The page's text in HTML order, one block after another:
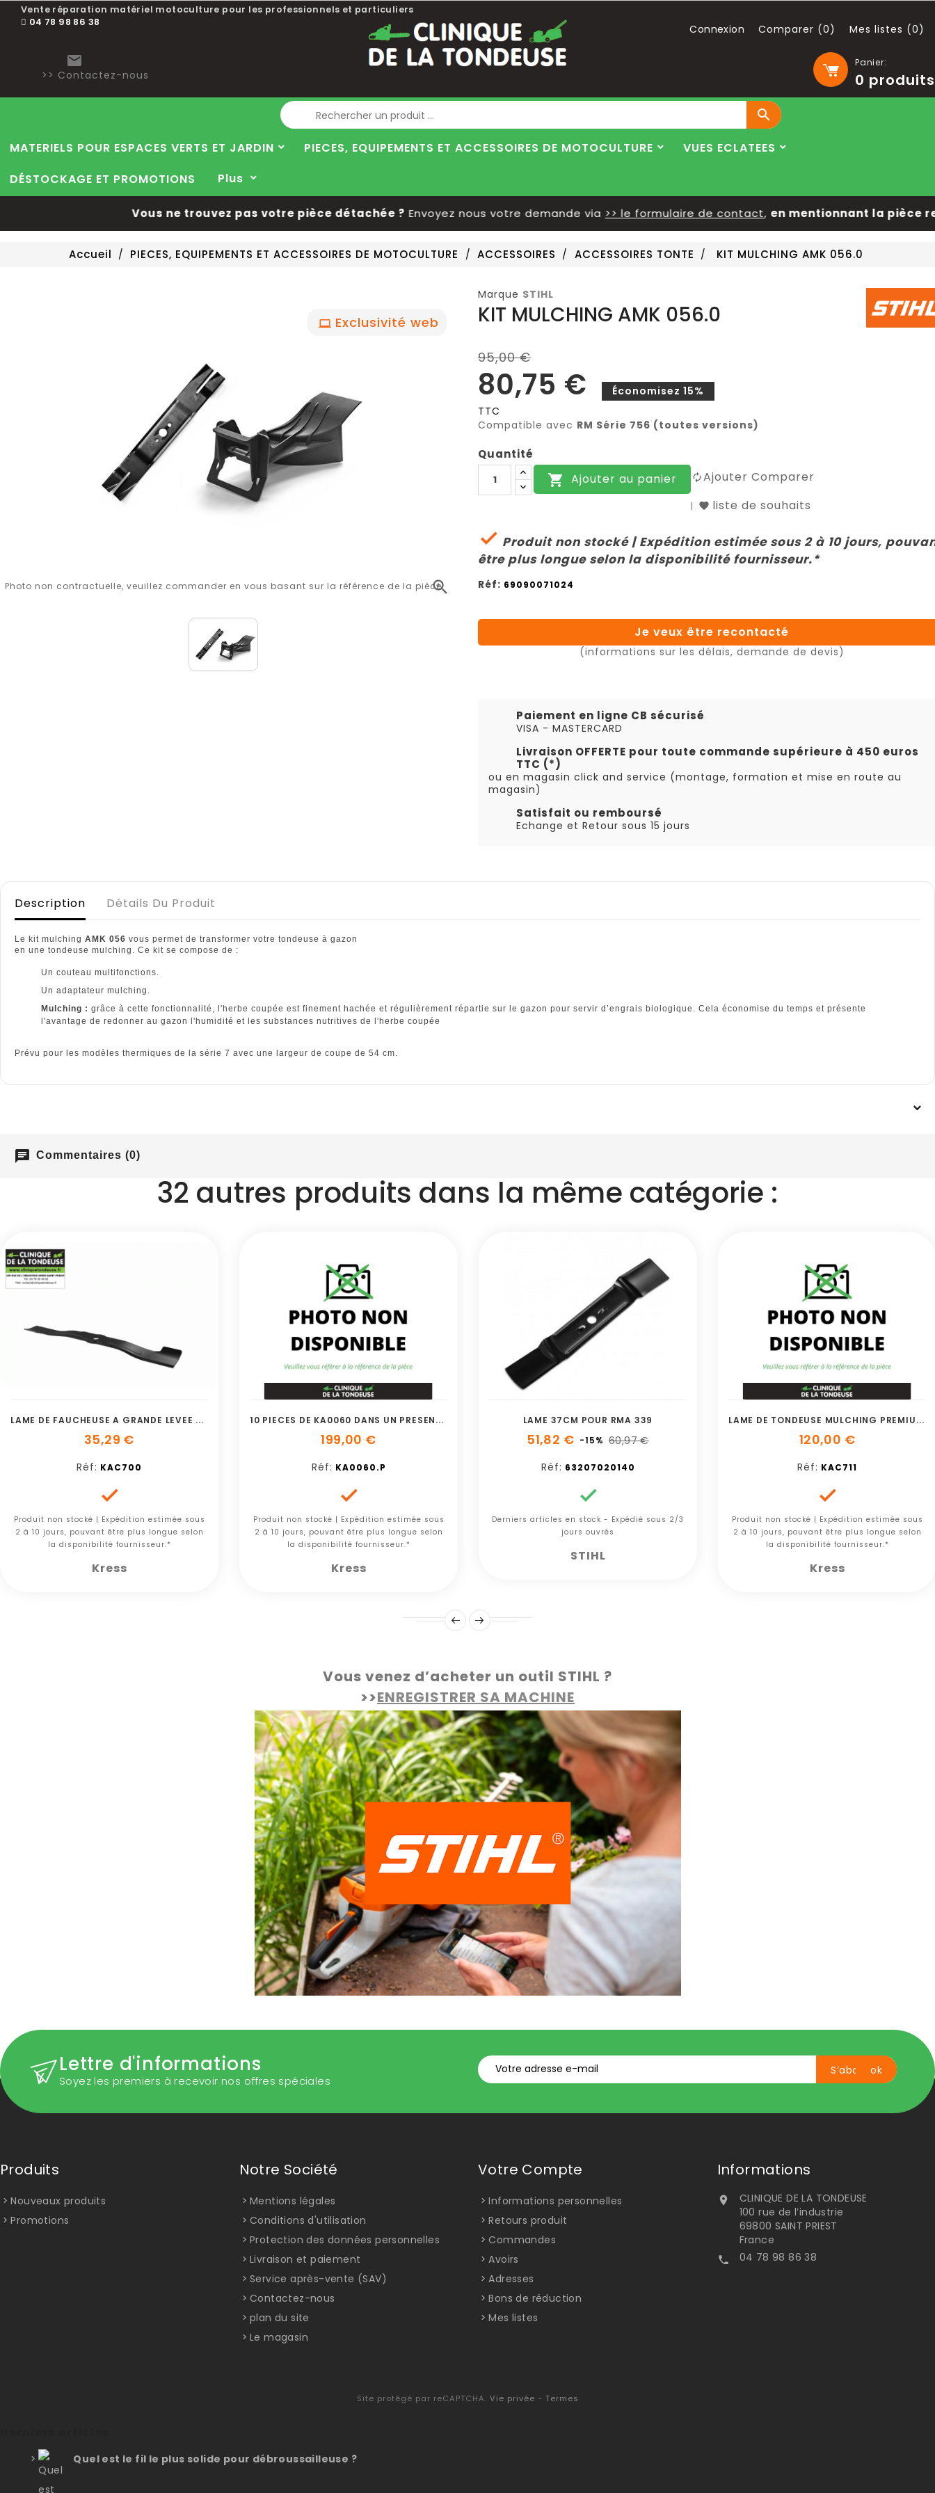
Vente réparation matériel motoculture pour les professionnels et particuliers
04 78 98 86 38
Panier:
0 produits

>> Contactez-nous
Connexion Comparer (0) Mes listes (0)
Blog

MATERIELS POUR ESPACES VERTS ET JARDIN PIECES, EQUIPEMENTS ET ACCESSOIRES DE MOTOCULTURE
VUES ECLATEES
DÉSTOCKAGE ET PROMOTIONS
Plus
Vous ne trouvez pas votre pièce détachée ?Envoyez nous votre demande via >> le formulaire de contact,en mentionnant la pièce
Accueil PIECES, EQUIPEMENTS ET ACCESSOIRES DE MOTOCULTURE ACCESSOIRES ACCESSOIRES TONTE KIT MULCHING AMK 056.0
Exclusivité web

Photo non contractuelle, veuillez commander en vous basant sur la référence de la pièce
Marque STIHL
KIT MULCHING AMK 056.0
95,00 €
80,75 €
Économisez 15%
TTC
Compatible avec RM Série 756 (toutes versions)
Quantité
 Ajouter au panier
Ajouter Comparer
liste de souhaits
 Produit non stocké | Expédition estimée sous 2 à 10 jours,
être plus longue selon la disponibilité fournisseur.*
Réf: 69090071024
Je veux être recontacté
(informations sur les délais, demande de devis)
Paiement en ligne CB sécurisé
VISA - MASTERCARD
Livraison OFFERTE pour toute commande supérieure à 450 euros
TTC (*)
ou en magasin click and service (montage, formation et mise en route au
magasin)
Satisfait ou remboursé
Echange et Retour sous 15 jours
Description Détails Du Produit
Le kit mulching AMK 056 vous permet de transformer votre tondeuse à gazon
en une tondeuse mulching. Ce kit se compose de :
Un couteau multifonctions.
Un adaptateur mulching.
Mulching : grâce à cette fonctionnalité, l'herbe coupée est finement hachée et régulièrement répartie sur le gazon pour servir d’engrais biologique. Cela économise du temps et présente
l'avantage de redonner au gazon l'humidité et les substances nutritives de l'herbe coupée
Prévu pour les modèles thermiques de la série 7 avec une largeur de coupe de 54 cm.
chat Commentaires (0)
32 autres produits dans la même catégorie :
L
AME DE FAUCHEUSE A GRANDE LEVEE DE 53 C
35,29 €
Réf: KAC700

Produit non stocké | Expédition estimée sous
2 à 10 jours, pouvant être plus longue selon
la disponibilité fournisseur.*
Kress
1
0 PIECES DE KA0060 DANS UN PRESENTOIR D
199,00 €
Réf: KA0060.P

Produit non stocké | Expédition estimée sous
2 à 10 jours, pouvant être plus longue selon
la disponibilité fournisseur.*
Kress
LAME 37CM POUR RMA 339
51,82 € -15% 60,97 €
Réf: 63207020140

Derniers articles en stock - Expédié sous 2/3
jours ouvrés
STIHL
L
AME DE TONDEUSE MULCHING PREMIUM DE 47
120,00 €
Réf: KAC711

Produit non stocké | Expédition estimée sous
2 à 10 jours, pouvant être plus longue selon
la disponibilité fournisseur.*
Kress
Vous venez d’acheter un outil STIHL ?
>>ENREGISTRER SA MACHINE
Lettre d'informations
Soyez les premiers à recevoir nos offres spéciales
Produits
Nouveaux produits
Promotions
Notre Société
Mentions légales
Conditions d'utilisation
Protection des données personnelles
Livraison et paiement
Service après-vente (SAV)
Contactez-nous
plan du site
Le magasin
Votre Compte
Informations personnelles
Retours produit
Commandes
Avoirs
Adresses
Bons de réduction
Mes listes
Informations

CLINIQUE DE LA TONDEUSE
100 rue de l’industrie
69800 SAINT PRIEST
France
 04 78 98 86 38
Site protégé par reCAPTCHA. Vie privée - Termes
Quel est le fil le plus solide pour débroussailleuse ?